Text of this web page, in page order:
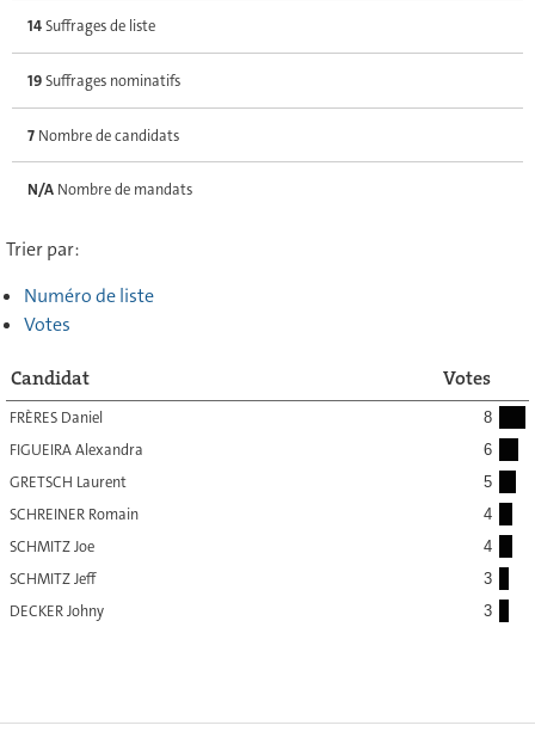
14Suffrages de liste
19Suffrages nominatifs
7Nombre de candidats
N/ANombre de mandats
Trier par:
Numéro de liste
Votes
Candidat Votes
FRÈRES Daniel 8
FIGUEIRA Alexandra 6
GRETSCH Laurent 5
SCHREINER Romain 4
SCHMITZ Joe 4
SCHMITZ Jeff 3
DECKER Johny 3